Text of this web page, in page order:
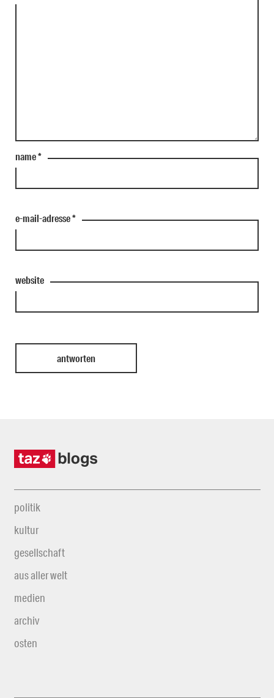
name*
e-mail-adresse*
website
politik
kultur
gesellschaft
aus aller welt
medien
archiv
osten